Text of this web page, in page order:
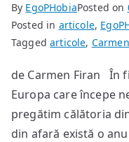
By EgoPHobiaPosted on
Posted in articole,
Taggedarticole,
de Carmen Firan În
Europa care începe
pregătim călătoria
din afară există o